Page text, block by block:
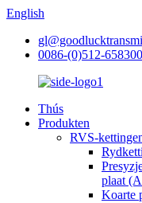
English
0086-(0)512-
Thús
Produkten
RVS-
plaat
Koarte